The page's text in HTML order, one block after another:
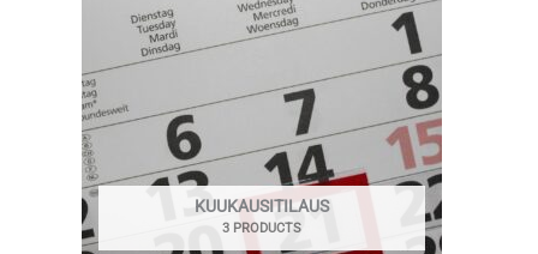
KUUKAUSITILAUS
3 PRODUCTS